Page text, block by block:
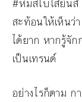
#ห่มสไบใส่ยีนส์
สะท้อนให้เห็นว่
ได้ยาก หากรู้จั
เป็นเทรนด์
อย่างไรก็ตาม ก